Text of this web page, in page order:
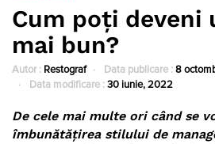
Cum poți deveni
mai bun?
Autor : Restograf Data publicare : 8
Data modificare : 30 iunie, 2022
De cele mai multe ori când se
îmbunătățirea stilului de